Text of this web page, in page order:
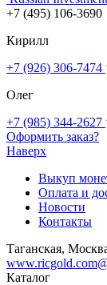
+7 (495) 106-3690
Кирилл
+7 (926) 306-7474
Олег
+7 (985) 344-2627
Оформить заказ?
Наверх
Выкуп
Оплата и
Новости
Контакты
Таганская,
Каталог